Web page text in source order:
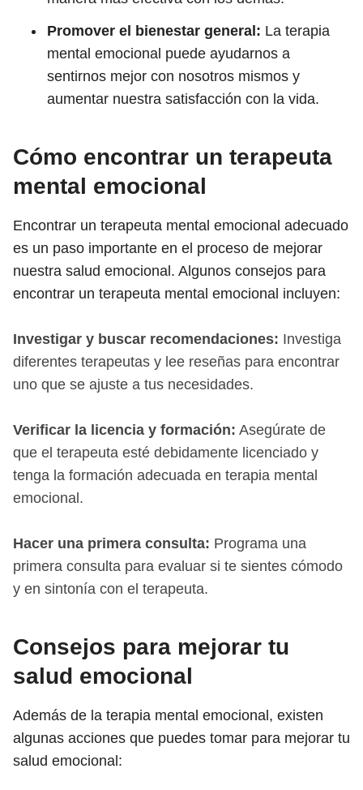
Promover el bienestar general: La terapia
mental emocional puede ayudarnos a
sentirnos mejor con nosotros mismos y
aumentar nuestra satisfacción con la vida.
Cómo encontrar un terapeuta
mental emocional
Encontrar un terapeuta mental emocional adecuado
es un paso importante en el proceso de mejorar
nuestra salud emocional. Algunos consejos para
encontrar un terapeuta mental emocional incluyen:
Investigar y buscar recomendaciones: Investiga
diferentes terapeutas y lee reseñas para encontrar
uno que se ajuste a tus necesidades.
Verificar la licencia y formación: Asegúrate de
que el terapeuta esté debidamente licenciado y
tenga la formación adecuada en terapia mental
emocional.
Hacer una primera consulta: Programa una
primera consulta para evaluar si te sientes cómodo
y en sintonía con el terapeuta.
Consejos para mejorar tu
salud emocional
Además de la terapia mental emocional, existen
algunas acciones que puedes tomar para mejorar tu
salud emocional: